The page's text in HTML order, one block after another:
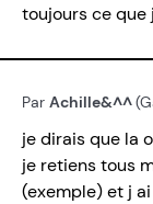
toujours ce que
Par Achille&^^
je dirais que la
je retiens tous
(exemple) et j